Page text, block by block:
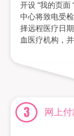
开设 “我的页面
中心将致电受
择远程医疗日
血医疗机构，
3 网上付